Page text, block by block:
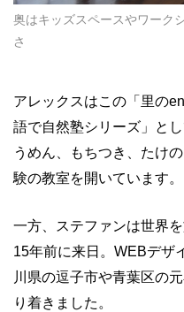
奥はキッズスペースやワーク
さ
アレックスはこの「里の
語で自然塾シリーズ」と
うめん、もちつき、たけ
験の教室を開いています。
一方、ステファンは世界
15年前に来日。WEBデザ
川県の逗子市や青葉区の
り着きました。